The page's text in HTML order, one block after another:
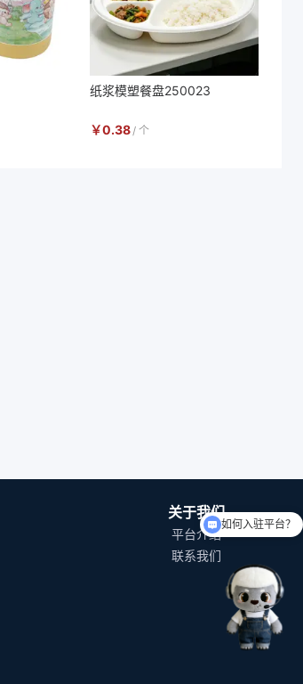
纸浆模塑餐盘250023
￥0.38/ 个
关于我们
平台介绍
联系我们
如何入驻平台？